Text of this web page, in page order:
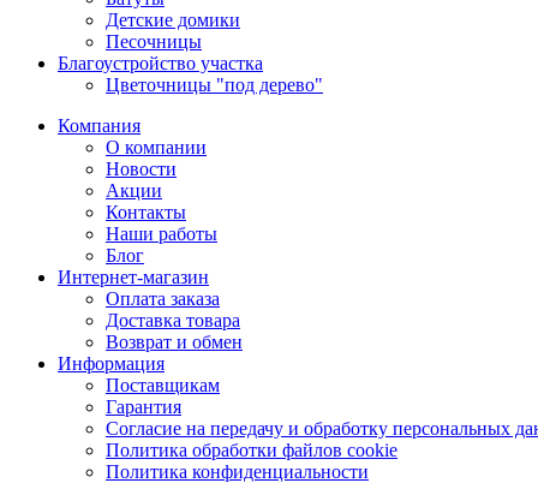
Детские домики
Песочницы
Благоустройство участка
Цветочницы "под дерево"
Компания
О компании
Новости
Акции
Контакты
Наши работы
Блог
Интернет-магазин
Оплата заказа
Доставка товара
Возврат и обмен
Информация
Поставщикам
Гарантия
Согласие на передачу и обработку персональных
Политика обработки файлов cookie
Политика конфиденциальности